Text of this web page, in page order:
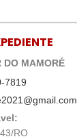
DO MAMORÉ
7819
RO